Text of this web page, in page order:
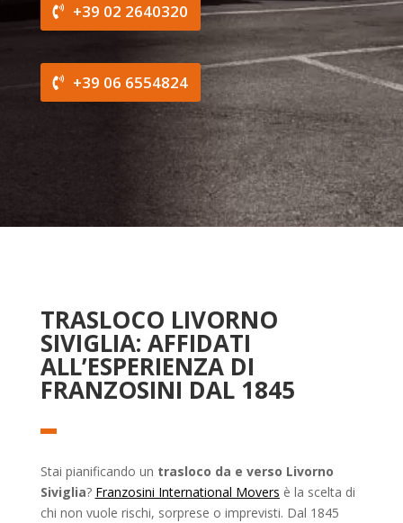
+39 02 2640320
+39 06 6554824
TRASLOCO LIVORNO
SIVIGLIA: AFFIDATI
ALL’ESPERIENZA DI
FRANZOSINI DAL 1845
Stai pianificando un trasloco da e verso Livorno
Siviglia? Franzosini International Movers è la scelta di
chi non vuole rischi, sorprese o imprevisti. Dal 1845